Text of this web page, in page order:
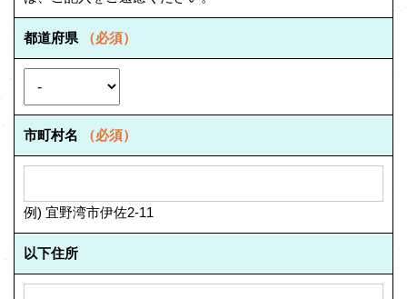
都道府県 （必須）
市町村名 （必須）
例) 宜野湾市伊佐2-11
以下住所